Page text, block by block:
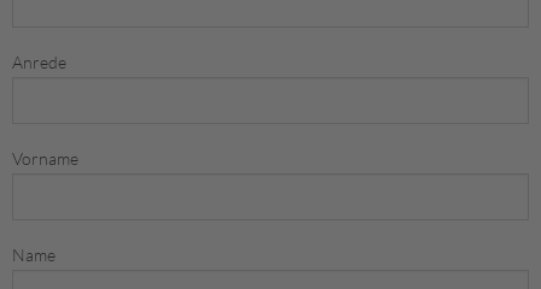
Anrede
Vorname
Name